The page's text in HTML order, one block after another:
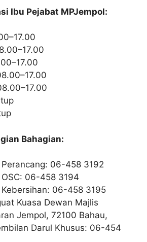
Ibu Pejabat MPJempol:
Bahagian:
Perancang: 06-458 3192
06-458 3194
Kebersihan: 06-458 3195
Kuasa Dewan Majlis
Jempol, 72100 Bahau,
Darul Khusus: 06-454